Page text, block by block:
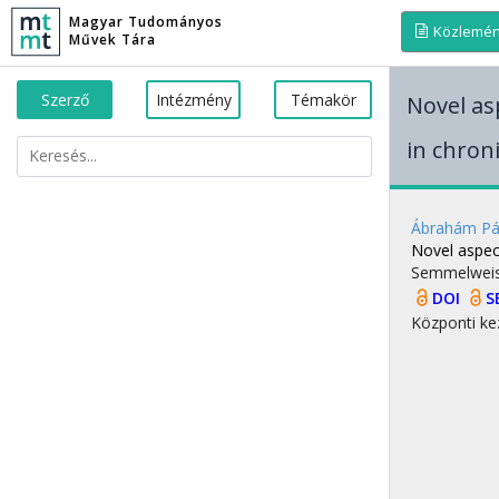
Magyar Tudományos
Művek Tára
Szerző Intézmény Témakör
Novel
in
Ábrahám
Novel
DOI
Központi